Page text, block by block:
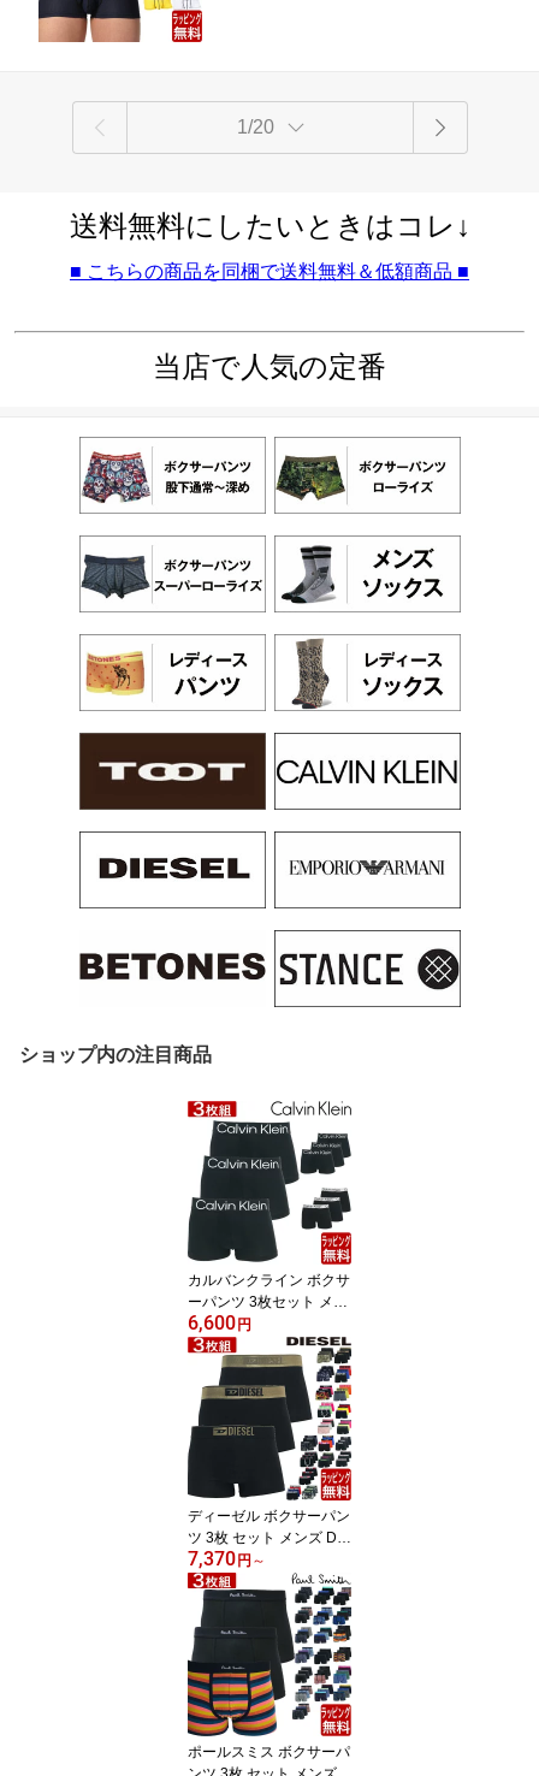
1/20
ショップ内の注目商品
カルバンクライン ボクサ
ーパンツ 3枚セット メン
ズ ローライズ ロング Cal
vin Klein 無地 定番 ck ブ
ランド 下着 パンツ イン
ナー プレゼント ギフト
ラッピング 無料 男性
6,600 円
ディーゼル ボクサーパン
ツ 3枚 セット メンズ DIE
SEL ブランド 無地 ロー
ライズ 3枚組 スポーツ 下
着 パンツ インナー プレ
ゼント ギフト ラッピン
グ 無料 彼氏 男性
7,370 円 ～
ポールスミス ボクサーパ